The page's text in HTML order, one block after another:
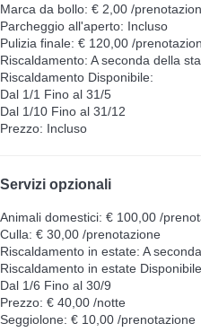
Marca da bollo: € 2,00 /
Parcheggio all'aperto: Incluso
Pulizia finale: € 120,00 /
Riscaldamento: A seconda della
Riscaldamento Disponibile:
Dal 1/1 Fino al 31/5
Dal 1/10 Fino al 31/12
Prezzo: Incluso
Servizi opzionali
Animali domestici: € 100,00 /
Culla: € 30,00 /prenotazione
Riscaldamento in estate: A
Riscaldamento in estate
Dal 1/6 Fino al 30/9
Prezzo: € 40,00 /notte
Seggiolone: € 10,00 /prenotazione